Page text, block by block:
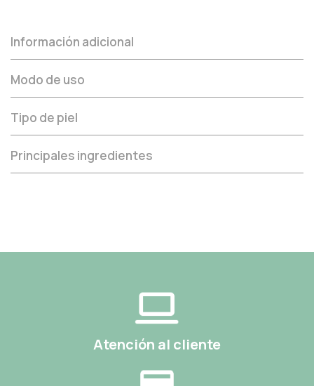
Información adicional
Modo de uso
Tipo de piel
Principales ingredientes
Atención al cliente